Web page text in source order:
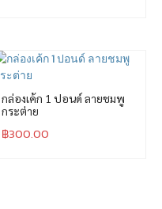
กล่องเค้ก 1 ปอนด์ ลายชมพู
กระต่าย
฿300.00